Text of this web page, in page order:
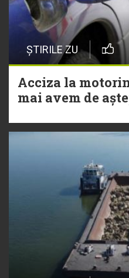
ȘTIRILE ZU
Acciza la
mai avem de